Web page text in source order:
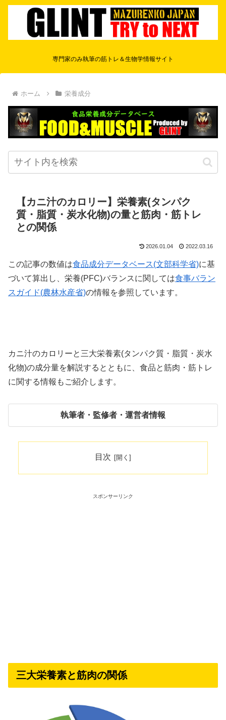
専門家のみ執筆の筋トレ＆生物学情報サイト
ホーム 栄養成分
【カニ汁のカロリー】栄養素(タンパク
質・脂質・炭水化物)の量と筋肉・筋トレ
との関係
2026.01.04 2022.03.16
この記事の数値は食品成分データベース(文部科学省)に基
づいて算出し、栄養(PFC)バランスに関しては食事バラン
スガイド(農林水産省)の情報を参照しています。
カニ汁のカロリーと三大栄養素(タンパク質・脂質・炭水
化物)の成分量を解説するとともに、食品と筋肉・筋トレ
に関する情報もご紹介します。
執筆者・監修者・運営者情報
目次
スポンサーリンク
三大栄養素と筋肉の関係